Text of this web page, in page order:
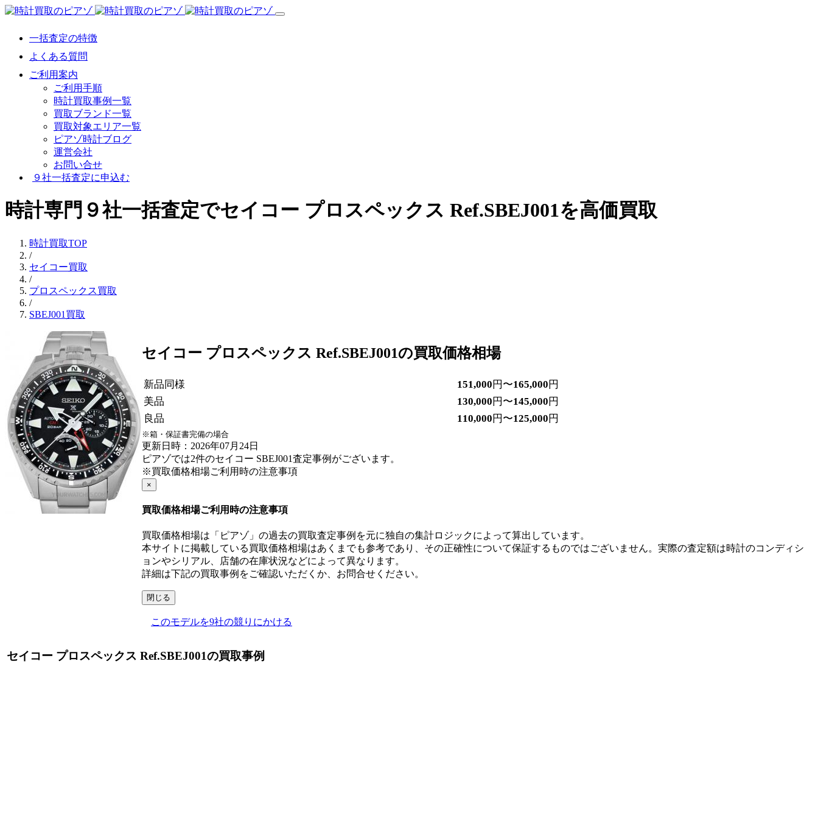
一括査定の特徴
よくある質問
ご利用案内
ご利用手順
時計買取事例一覧
買取ブランド一覧
買取対象エリア一覧
ピアゾ時計ブログ
運営会社
お問い合せ
９社一括査定に申込む
時計専門９社一括査定でセイコー プロスペックス Ref.SBEJ001を高価買取
時計買取TOP
/
セイコー買取
/
プロスペックス買取
/
SBEJ001買取
セイコー プロスペックス Ref.SBEJ001の買取価格相場
新品同様 151,000 円〜165,000 円
美品
130,000 円〜145,000 円
良品
110,000 円〜125,000 円
※箱・保証書完備の場合
更新日時：2026年07月24日
ピアゾでは2件のセイコー SBEJ001査定事例がございます。
※買取価格相場ご利用時の注意事項
×
買取価格相場ご利用時の注意事項
買取価格相場は「ピアゾ」の過去の買取査定事例を元に独自の集計ロジックによって算出しています。
本サイトに掲載している買取価格相場はあくまでも参考であり、その正確性について保証するものではございません。実際の査定額は時計のコンディシ
ョンやシリアル、店舗の在庫状況などによって異なります。
詳細は下記の買取事例をご確認いただくか、お問合せください。
閉じる
このモデルを9社の競りにかける
セイコー プロスペックス Ref.SBEJ001の買取事例